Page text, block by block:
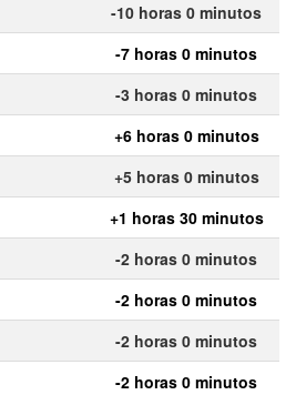
-10 horas 0 minutos
-7 horas 0 minutos
-3 horas 0 minutos
+6 horas 0 minutos
+5 horas 0 minutos
+1 horas 30 minutos
-2 horas 0 minutos
-2 horas 0 minutos
-2 horas 0 minutos
-2 horas 0 minutos